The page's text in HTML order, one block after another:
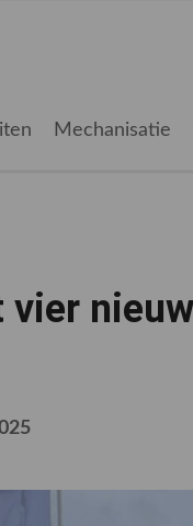
Mechanisatie